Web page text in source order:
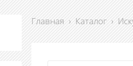
Главная › Каталог ›